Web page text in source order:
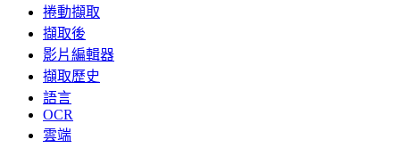
捲動擷取
擷取後
影片編輯器
擷取歷史
語言
OCR
雲端